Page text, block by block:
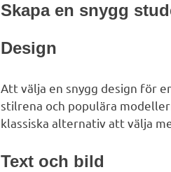
Skapa en snygg
Design
Att välja en snygg design för
stilrena och populära
klassiska alternativ att välja
Text och bild